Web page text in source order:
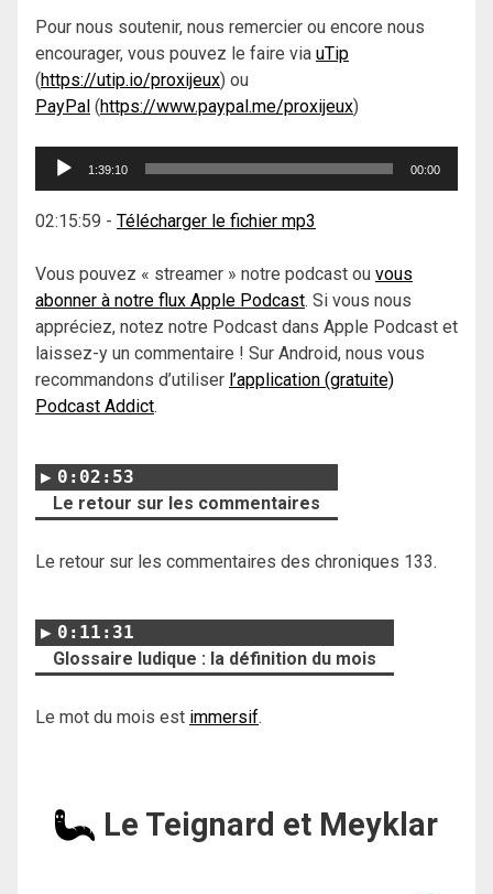
Pour nous soutenir, nous remercier ou encore nous
encourager, vous pouvez le faire via uTip
(https://utip.io/proxijeux) ou
PayPal (https://www.paypal.me/proxijeux)
Lecteur
1:39:10 00:00
02:15:59 - Télécharger le fichier mp3
Vous pouvez « streamer » notre podcast ou vous
abonner à notre flux Apple Podcast. Si vous nous
appréciez, notez notre Podcast dans Apple Podcast et
laissez-y un commentaire ! Sur Android, nous vous
recommandons d’utiliser l’application (gratuite)
Podcast Addict.
0:02:53
Le retour sur les commentaires
Le retour sur les commentaires des chroniques 133.
0:11:31
Glossaire ludique : la définition du mois
Le mot du mois est immersif.
Le Teignard et Meyklar